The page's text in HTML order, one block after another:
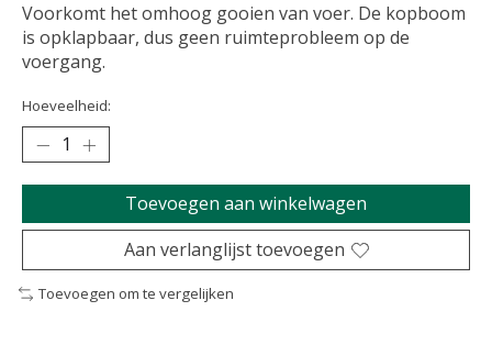
Voorkomt het omhoog gooien van voer. De kopboom
is opklapbaar, dus geen ruimteprobleem op de
voergang.
Hoeveelheid:
Toevoegen aan winkelwagen
Aan verlanglijst toevoegen
Toevoegen om te vergelijken